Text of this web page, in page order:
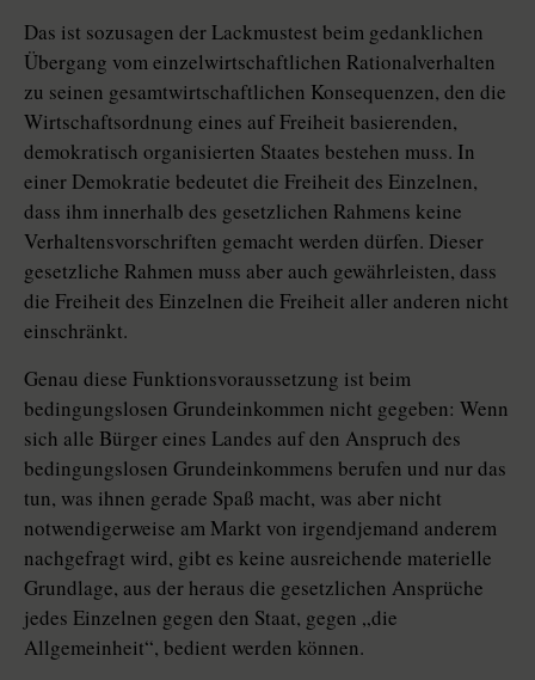
Das ist sozusagen der Lackmustest beim gedanklichen
Übergang vom einzelwirtschaftlichen Rationalverhalten
zu seinen gesamtwirtschaftlichen Konsequenzen, den die
Wirtschaftsordnung eines auf Freiheit basierenden,
demokratisch organisierten Staates bestehen muss. In
einer Demokratie bedeutet die Freiheit des Einzelnen,
dass ihm innerhalb des gesetzlichen Rahmens keine
Verhaltensvorschriften gemacht werden dürfen. Dieser
gesetzliche Rahmen muss aber auch gewährleisten, dass
die Freiheit des Einzelnen die Freiheit aller anderen nicht
einschränkt.
Genau diese Funktionsvoraussetzung ist beim
bedingungslosen Grundeinkommen nicht gegeben: Wenn
sich alle Bürger eines Landes auf den Anspruch des
bedingungslosen Grundeinkommens berufen und nur das
tun, was ihnen gerade Spaß macht, was aber nicht
notwendigerweise am Markt von irgendjemand anderem
nachgefragt wird, gibt es keine ausreichende materielle
Grundlage, aus der heraus die gesetzlichen Ansprüche
jedes Einzelnen gegen den Staat, gegen „die
Allgemeinheit“, bedient werden können.